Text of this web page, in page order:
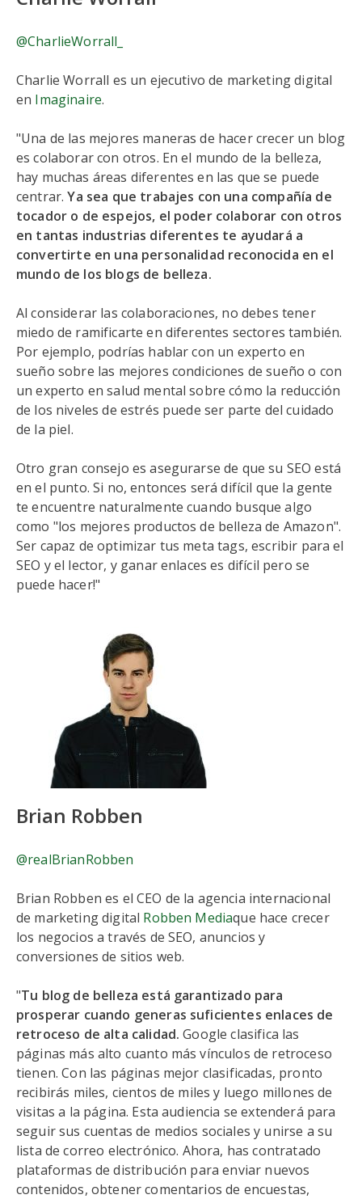
@CharlieWorrall_
Charlie Worrall es un ejecutivo de marketing digital
en Imaginaire.
"Una de las mejores maneras de hacer crecer un blog
es colaborar con otros. En el mundo de la belleza,
hay muchas áreas diferentes en las que se puede
centrar. Ya sea que trabajes con una compañía de
tocador o de espejos, el poder colaborar con otros
en tantas industrias diferentes te ayudará a
convertirte en una personalidad reconocida en el
mundo de los blogs de belleza.
Al considerar las colaboraciones, no debes tener
miedo de ramificarte en diferentes sectores también.
Por ejemplo, podrías hablar con un experto en
sueño sobre las mejores condiciones de sueño o con
un experto en salud mental sobre cómo la reducción
de los niveles de estrés puede ser parte del cuidado
de la piel.
Otro gran consejo es asegurarse de que su SEO está
en el punto. Si no, entonces será difícil que la gente
te encuentre naturalmente cuando busque algo
como "los mejores productos de belleza de Amazon".
Ser capaz de optimizar tus meta tags, escribir para el
SEO y el lector, y ganar enlaces es difícil pero se
puede hacer!"
Brian Robben
@realBrianRobben
Brian Robben es el CEO de la agencia internacional
de marketing digital Robben Mediaque hace crecer
los negocios a través de SEO, anuncios y
conversiones de sitios web.
"Tu blog de belleza está garantizado para
prosperar cuando generas suficientes enlaces de
retroceso de alta calidad. Google clasifica las
páginas más alto cuanto más vínculos de retroceso
tienen. Con las páginas mejor clasificadas, pronto
recibirás miles, cientos de miles y luego millones de
visitas a la página. Esta audiencia se extenderá para
seguir sus cuentas de medios sociales y unirse a su
lista de correo electrónico. Ahora, has contratado
plataformas de distribución para enviar nuevos
contenidos, obtener comentarios de encuestas,